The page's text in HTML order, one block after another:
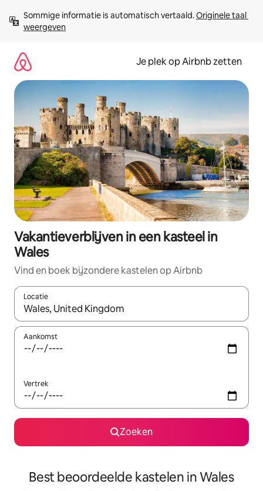
direct
naar
Sommige informatie is automatisch vertaald. Originele taal
weergeven
Je plek op Airbnb zetten
Vakantieverblijven in een kasteel in
Wales
Vind en boek bijzondere kastelen op Airbnb
Locatie
Wanneer er resultaten beschikbaar zijn, maak je een keuze
Aankomst
Vertrek
Zoeken
Best beoordeelde kastelen in Wales